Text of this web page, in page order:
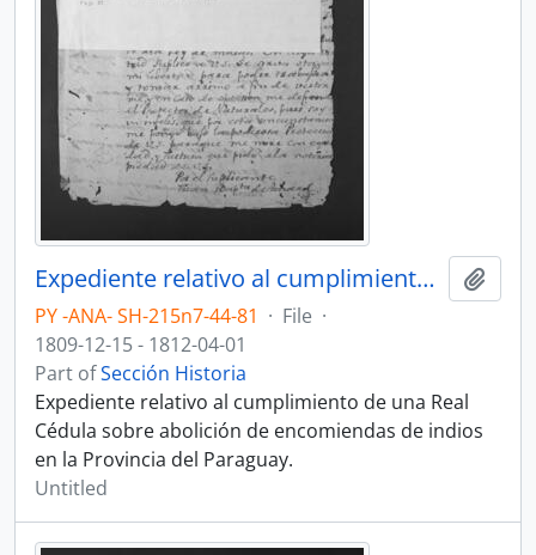
Expediente relativo al cumplimiento de una Real Cédula sobre abolición de encomiendas de indios en la Provincia del Paraguay.
PY -ANA- SH-215n7-44-81 · File ·
1809-12-15 - 1812-04-01
Part ofSección Historia
Expediente relativo al cumplimiento de una Real
Cédula sobre abolición de encomiendas de indios
en la Provincia del Paraguay.
Untitled